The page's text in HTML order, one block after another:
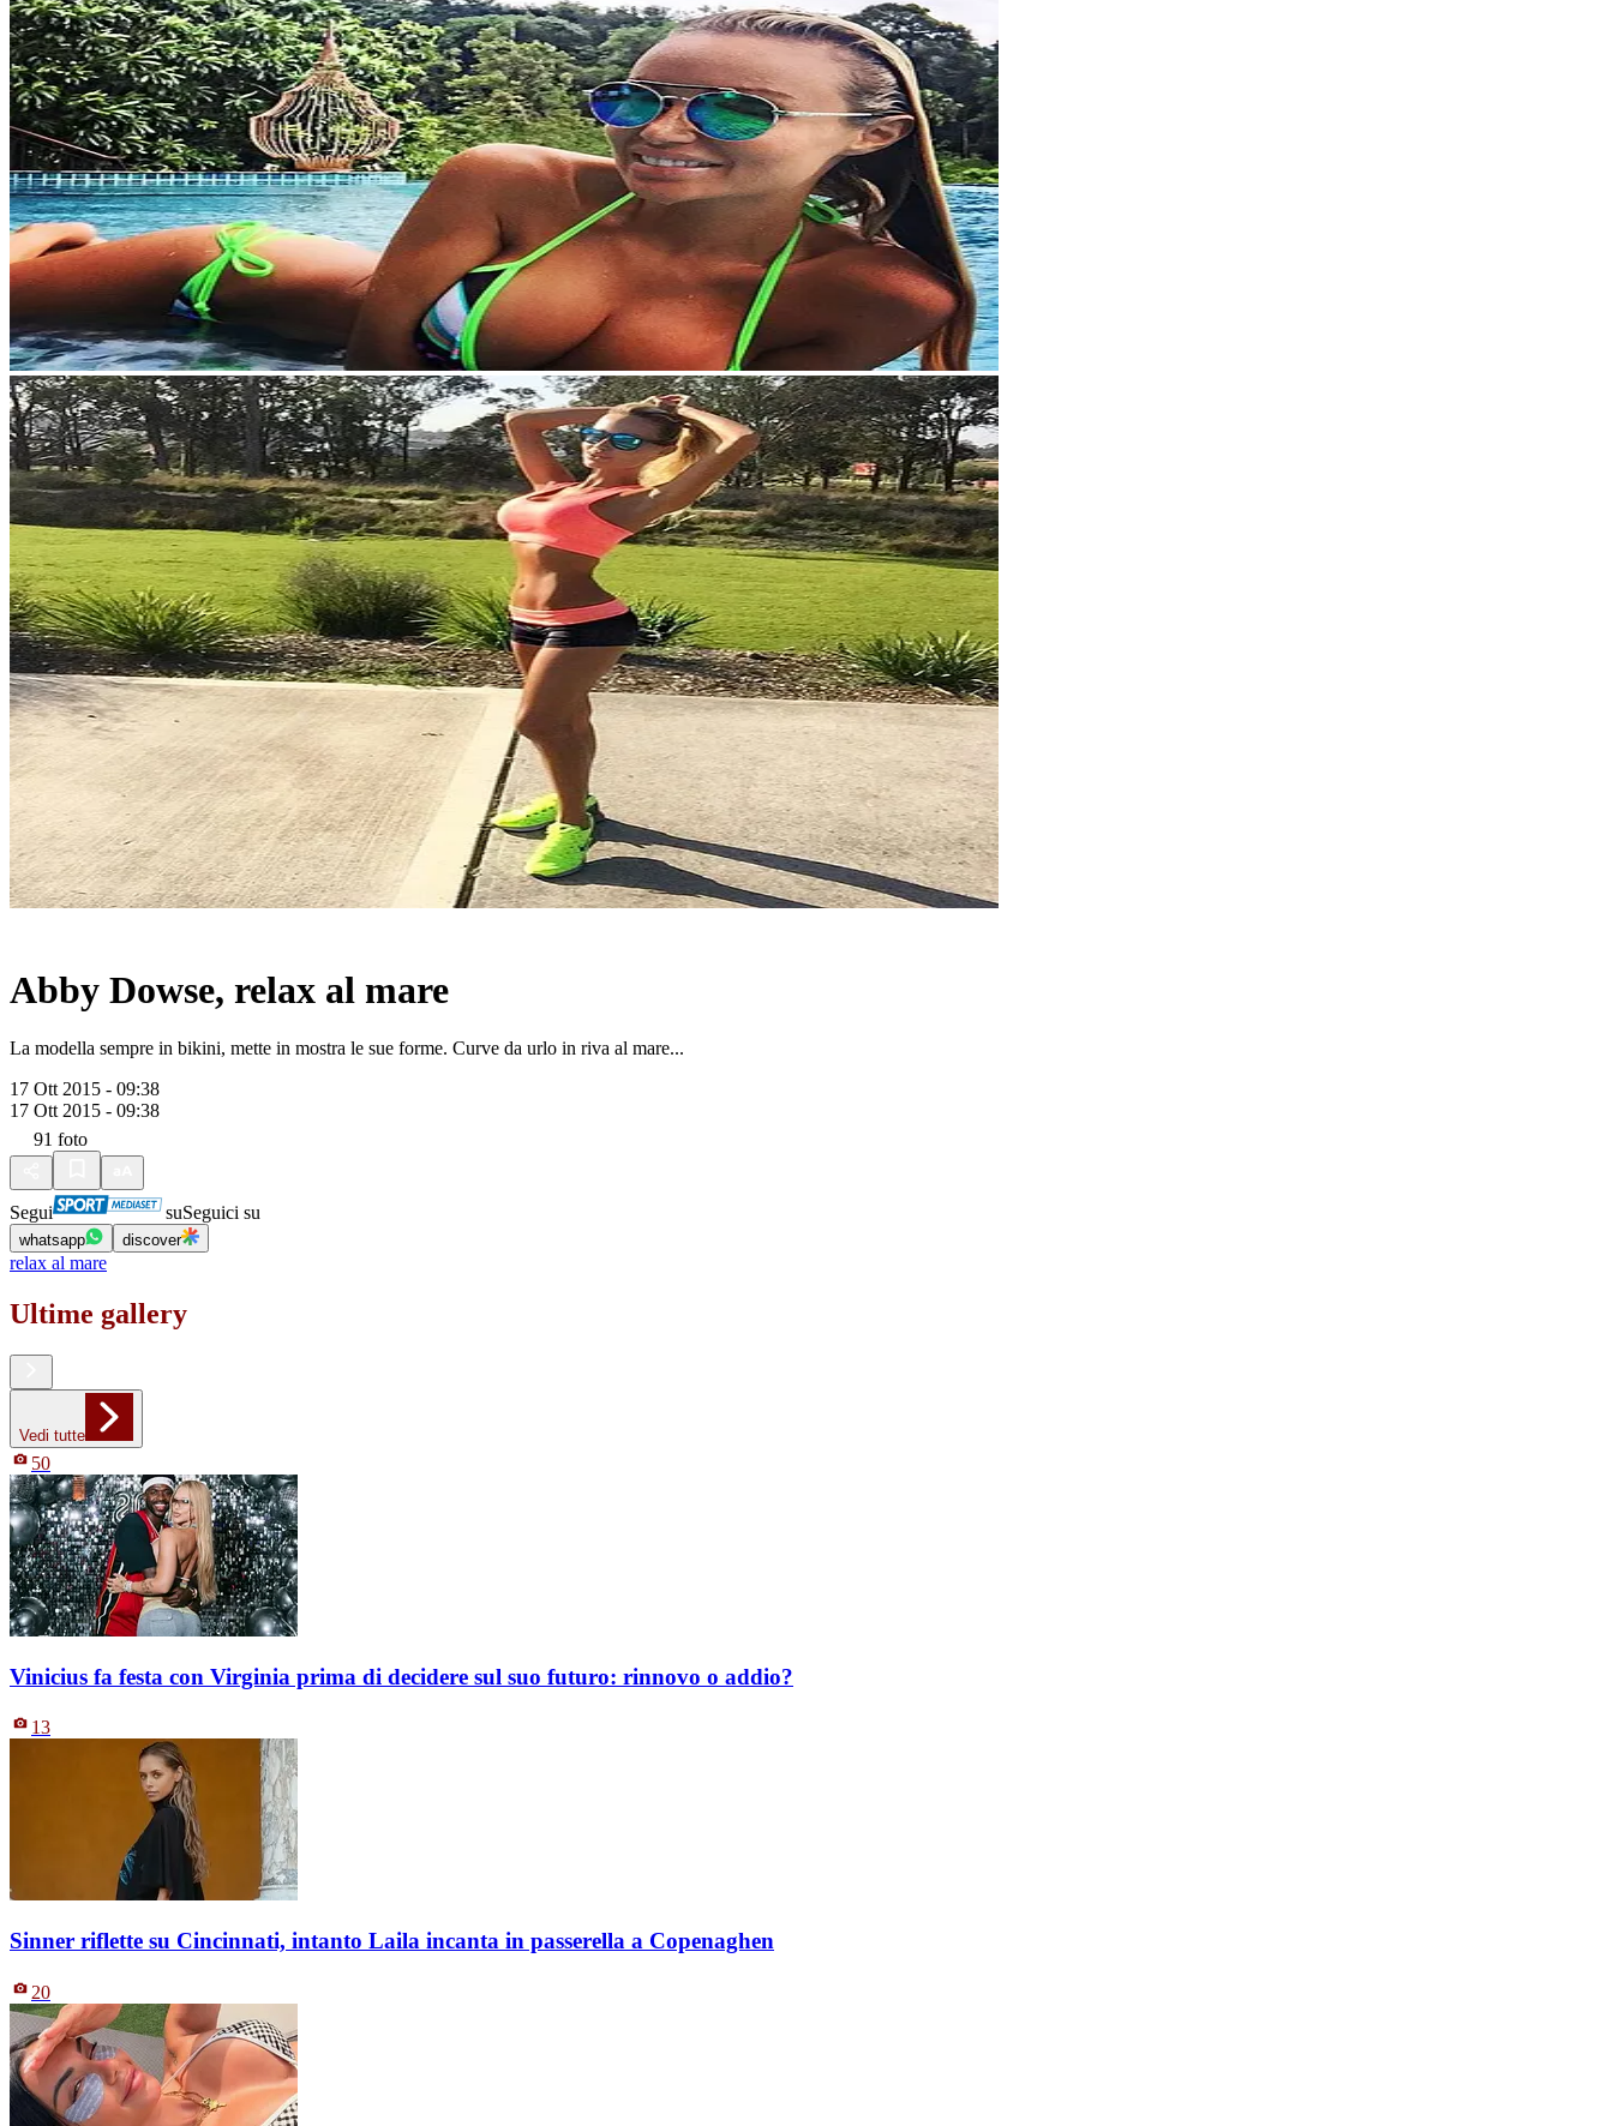
Abby Dowse, relax al mare
La modella sempre in bikini, mette in mostra le sue forme. Curve da urlo in riva al mare...
17 Ott 2015 - 09:38
17 Ott 2015 - 09:38
91 foto
Segui suSeguici su
whatsapp discover
relax al mare
Ultime gallery
Vedi tutte
50
Vinicius fa festa con Virginia prima di decidere sul suo futuro: rinnovo o addio?
13
Sinner riflette su Cincinnati, intanto Laila incanta in passerella a Copenaghen
20